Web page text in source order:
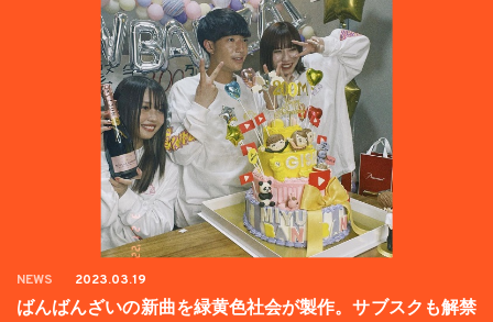
NEWS 2023.03.19
ばんばんざいの新曲を緑黄色社会が製作。サブスクも解禁